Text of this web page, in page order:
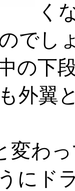
く
でし
の下
外翼
わ
にド